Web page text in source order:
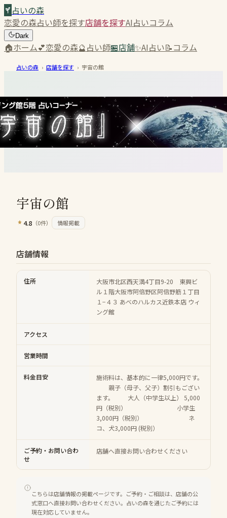
占いの森
恋愛の森占い師を探す店舗を探すAI占いコラム
Dark
🏠ホーム💕恋愛の森🔮占い師🏪店舗✨AI占い📝コラム
占いの森 › 店舗を探す › 宇宙の館
宇宙の館
4.8 （0件） 情報掲載
店舗情報
住所
大阪市北区西天満4丁目9-20 東興ビ
ル１階大阪市阿倍野区阿倍野筋１丁目
１−４３ あべのハルカス近鉄本店 ウィ
ング館
アクセス
営業時間
料金目安
施術料は、基本的に一律5,000円です。
親子（母子、父子）割引もござい
ます。 大人（中学生以上） 5,000
円（税別） 小学生
3,000円（税別） ネ
コ、犬3,000円 (税別）
ご予約・お問い合わ
せ
店舗へ直接お問い合わせください
こちらは店舗情報の掲載ページです。ご予約・ご相談は、店舗の公
式窓口へ直接お問い合わせください。占いの森を通じたご予約には
現在対応していません。